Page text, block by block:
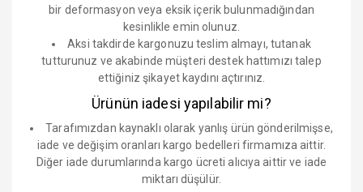
bir deformasyon veya eksik içerik bulunmadığından
kesinlikle emin olunuz.
Aksi takdirde kargonuzu teslim almayı, tutanak
tutturunuz ve akabinde müşteri destek hattımızı talep
ettiğiniz şikayet kaydını açtırınız.
Ürünün iadesi yapılabilir mi?
Tarafımızdan kaynaklı olarak yanlış ürün gönderilmişse,
iade ve değişim oranları kargo bedelleri firmamıza aittir.
Diğer iade durumlarında kargo ücreti alıcıya aittir ve iade
miktarı düşülür.